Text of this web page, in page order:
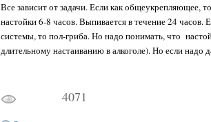
Все зависит от задачи. Если как общеукрепляющее,
настойки 6-8 часов. Выпивается в течение 24
системы, то пол-гриба. Но надо понимать, что
длительному настаиванию в алкоголе). Но если надо
4071